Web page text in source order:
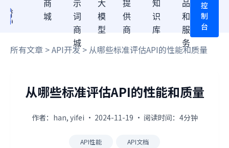
商
城
示
词
商
城
大
模
型
提
供
商
知
识
库
品
和
服
务
控
制
台
所有文章 >API开发> 从哪些标准评估API的性能和质量
从哪些标准评估API的性能和质量
作者：han, yifei · 2024-11-19 · 阅读时间：4分钟
API性能 API文档